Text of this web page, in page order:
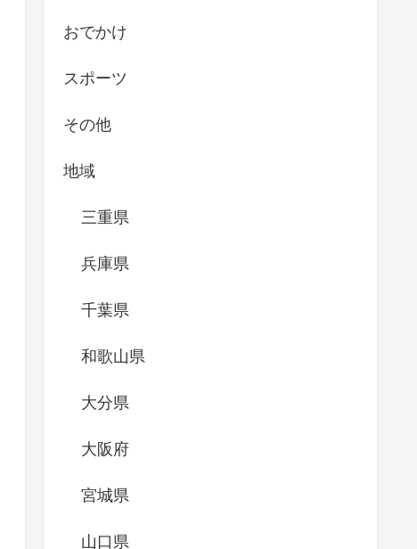
おでかけ
スポーツ
その他
地域
三重県
兵庫県
千葉県
和歌山県
大分県
大阪府
宮城県
山口県